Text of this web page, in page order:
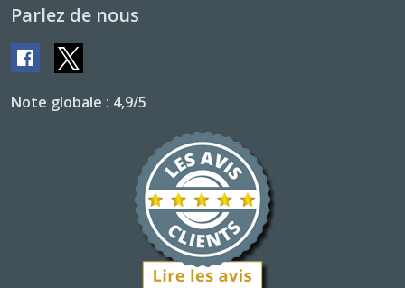
Parlez de nous
Note globale : 4,9/5